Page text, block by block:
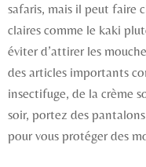
safaris, mais il peut faire
claires comme le kaki
éviter d’attirer les
des articles importants
insectifuge, de la crème
soir, portez des
pour vous protéger des